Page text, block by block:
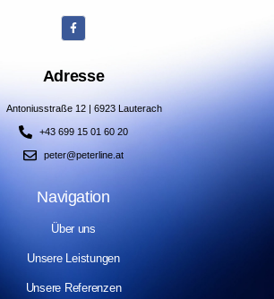
Adresse
Antoniusstraße 12 | 6923 Lauterach
+43 699 15 01 60 20
peter@peterline.at
Navigation
Über uns
Unsere Leistungen
Unsere Referenzen